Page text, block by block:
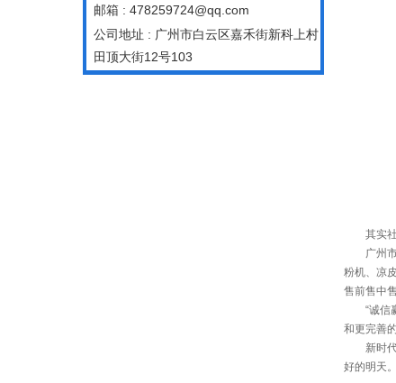
邮箱 : 478259724@qq.com
公司地址 : 广州市白云区嘉禾街新科上村
田顶大街12号103
其实社
广州市
粉机、凉
售前售中
“诚信赢
和更完善
新时代
好的明天。